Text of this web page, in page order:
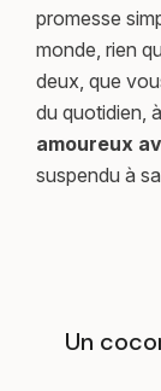
promesse
monde, rien
deux, que
du quotidien,
amoureux
suspendu à
Un